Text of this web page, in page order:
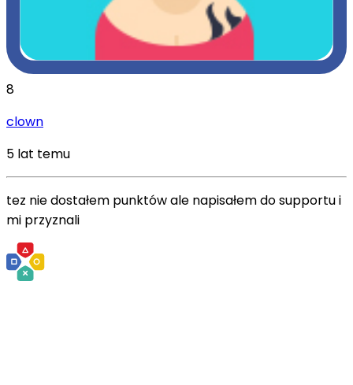
8
clown
5 lat temu
tez nie dostałem punktów ale napisałem do supportu i
mi przyznali